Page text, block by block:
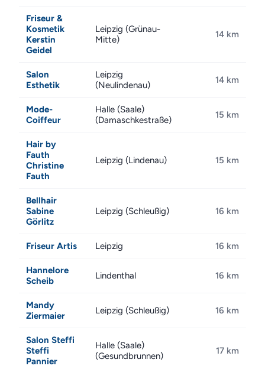
Friseur &
Kosmetik
Kerstin
Geidel
Leipzig (Grünau-
Mitte)
14 km
Salon
Esthetik
Leipzig
(Neulindenau)
14 km
Mode-
Coiffeur
Halle (Saale)
(Damaschkestraße)
15 km
Hair by
Fauth
Christine
Fauth
Leipzig (Lindenau) 15 km
Bellhair
Sabine
Görlitz
Leipzig (Schleußig) 16 km
Friseur Artis Leipzig 16 km
Hannelore
Scheib
Lindenthal 16 km
Mandy
Ziermaier
Leipzig (Schleußig) 16 km
Salon Steffi
Steffi
Pannier
Halle (Saale)
(Gesundbrunnen)
17 km